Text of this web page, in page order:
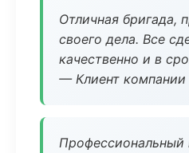
Отличная бригада,
своего дела. Все
качественно и в
— Клиент компании
Профессиональный